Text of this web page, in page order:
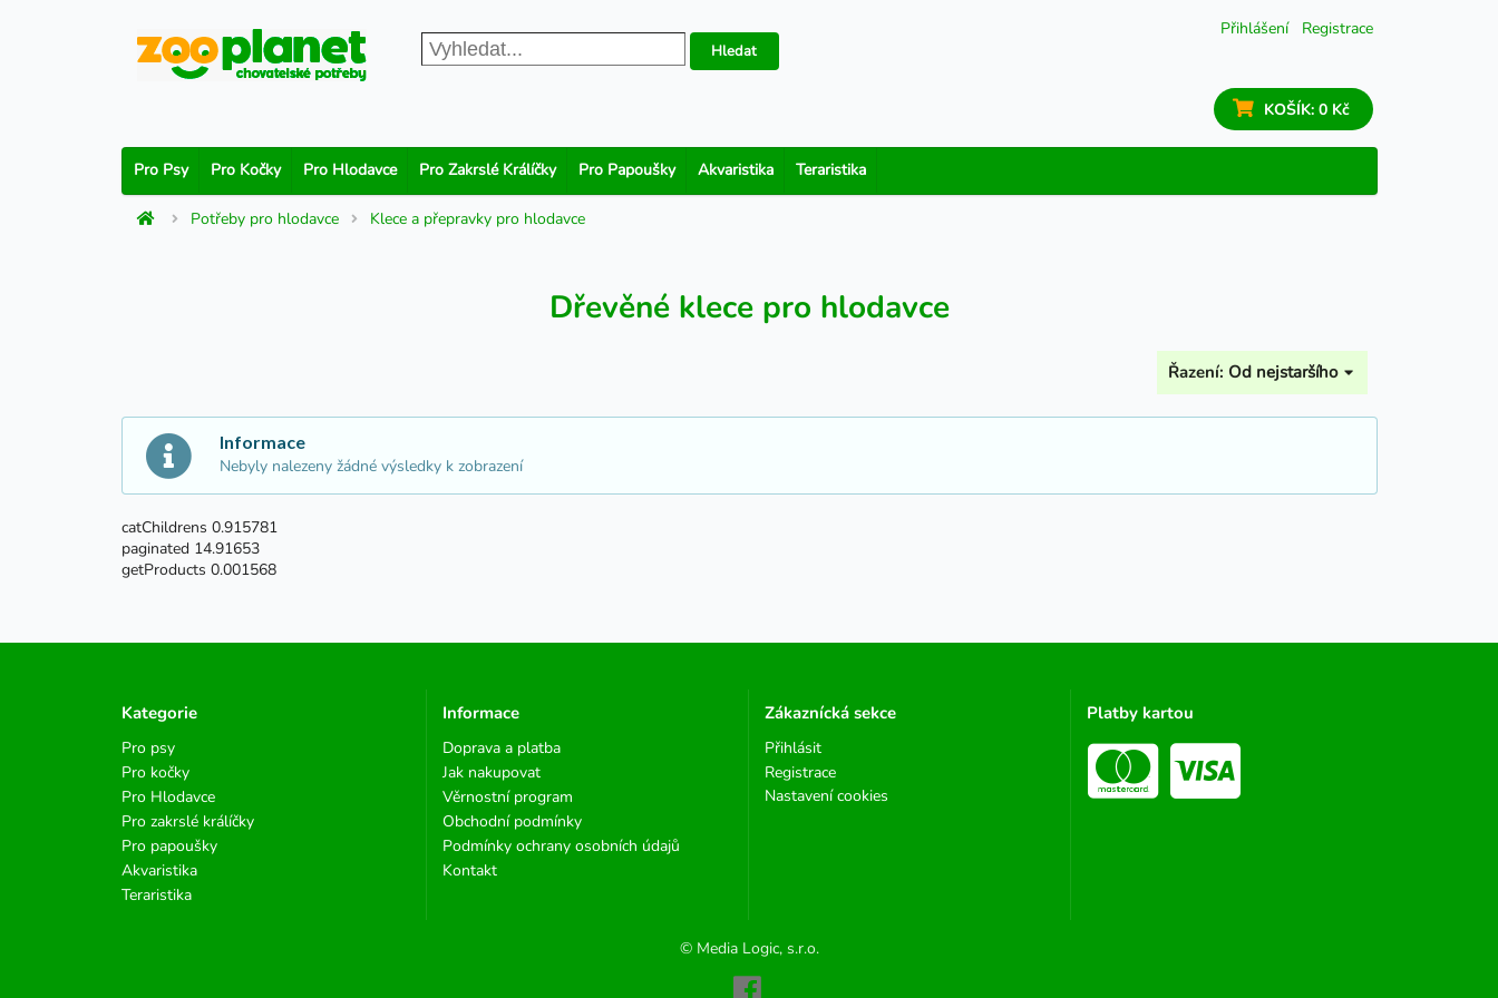
Přihlášení Registrace
Hledat
KOŠÍK: 0 Kč
Pro Psy Pro Kočky Pro Hlodavce Pro Zakrslé Králíčky Pro Papoušky Akvaristika Teraristika
Potřeby pro hlodavce Klece a přepravky pro hlodavce
Dřevěné klece pro hlodavce
Řazení: Od nejstaršího
Informace
Nebyly nalezeny žádné výsledky k zobrazení
catChildrens 0.915781
paginated 14.91653
getProducts 0.001568
Kategorie
Pro psy
Pro kočky
Pro Hlodavce
Pro zakrslé králíčky
Pro papoušky
Akvaristika
Teraristika
Informace
Doprava a platba
Jak nakupovat
Věrnostní program
Obchodní podmínky
Podmínky ochrany osobních údajů
Kontakt
Zákaznícká sekce
Přihlásit
Registrace
Nastavení cookies
Platby kartou
© Media Logic, s.r.o.